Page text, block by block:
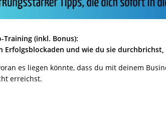
Training (inkl. Bonus):
Erfolgsblockaden und wie du sie
es liegen könnte, dass du mit deinem
erreichst.